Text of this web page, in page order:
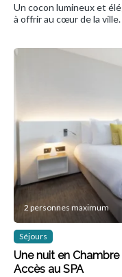
Un cocon lumineux et
à offrir au cœur de la ville.
2 personnes maximum
Séjours
Une nuit en
Accès au SPA